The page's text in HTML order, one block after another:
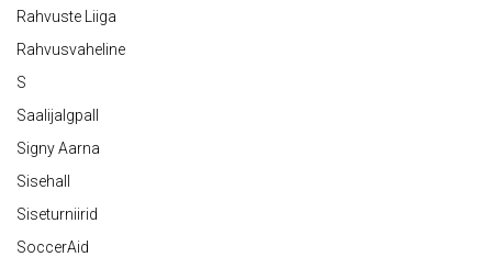
Rahvuste Liiga
Rahvusvaheline
S
Saalijalgpall
Signy Aarna
Sisehall
Siseturniirid
SoccerAid